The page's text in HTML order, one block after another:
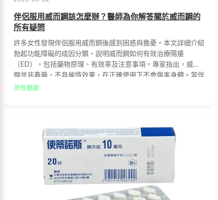
伴侶服用威而鋼該怎麼辦？醫師為你解答關於威而鋼的
所有疑問
許多女性發現伴侶服用威而鋼後感到困惑與擔憂。本文詳細介紹
勃起功能障礙的成因分類，說明威而鋼如何有效治療陽痿
（ED），包括藥物原理、有效率及注意事項。專家指出，威而
鋼並非春藥，不具催情效果，在正確使用下不會傷害身體。當伴
侶出現勃起功能障礙時，給予理解與支持比藥物本身更為重要。
男性健康